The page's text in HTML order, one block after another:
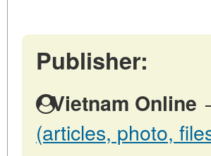
Publisher:
Vietnam Online
(articles, photo,